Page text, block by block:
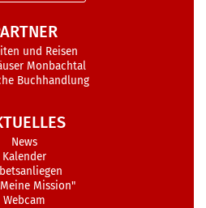
und Reisen
Monbachtal
Buchhandlung
News
Kalender
Mission"
Webcam